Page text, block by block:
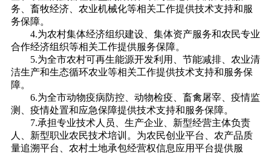
务、畜牧经济、农业机械化等相关工作提供技术支持和服
务保障。
4.为农村集体经济组织建设、集体资产服务和农民专业
合作经济组织等相关工作提供服务保障。
5.为全市农村可再生能源开发利用、节能减排、农业清
洁生产和生态循环农业等相关工作提供技术支持和服务保
障。
6.为全市动物疫病防控、动物检疫、畜禽屠宰、疫情监
测、疫情处置和应急保障提供技术支持和服务保障。
7.承担专业技术人员、生产企业、新型经营主体负责
人、新型职业农民技术培训。为农民创业平台、农产品质
量追溯平台、农村土地承包经营权信息应用平台提供服